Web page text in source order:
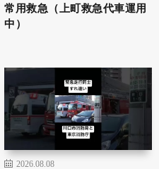
常用救急（上町救急代車運用
中）
2026.08.08